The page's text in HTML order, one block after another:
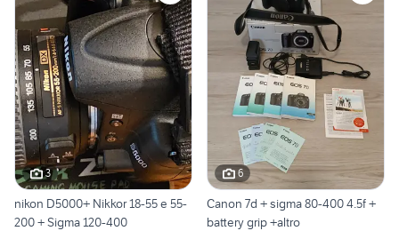
3
nikon D5000+ Nikkor 18-55 e 55-
200 + Sigma 120-400
6
Canon 7d + sigma 80-400 4.5f +
battery grip +altro